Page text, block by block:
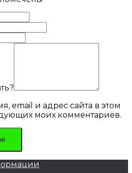
email и адрес сайта в этом
моих комментариев.